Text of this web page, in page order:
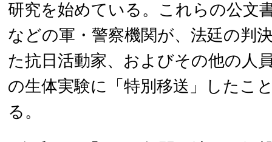
研究を始めている。これらの公文
などの軍・警察機関が、法廷の判
た抗日活動家、およびその他の人
の生体実験に「特別移送」したこ
る。